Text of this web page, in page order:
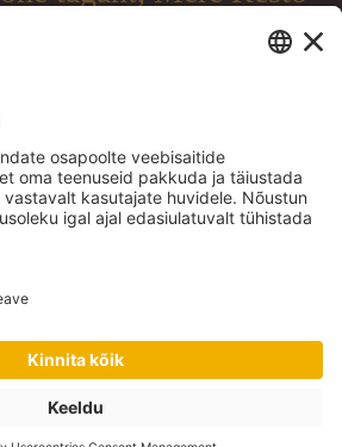
pst 4, 2.floor
the backside of the
Mere Resto
4, 2. этаж (вход со
ресторана
997 707, (+372) 600